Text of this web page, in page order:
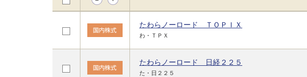
たわらノーロード ＴＯＰＩＸ
わ・ＴＰＸ
たわらノーロード 日経２２５
た・日２２５